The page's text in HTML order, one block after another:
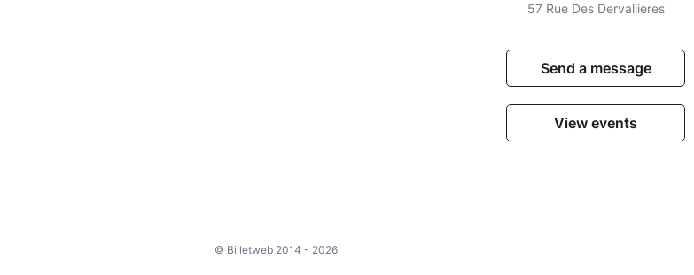
57 Rue Des Dervallières
Send a message
View events
© Billetweb 2014 - 2026